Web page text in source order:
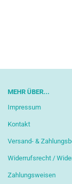
MEHR ÜBER...
Impressum
Kontakt
Versand- &
Widerrufsrecht /
Zahlungsweisen